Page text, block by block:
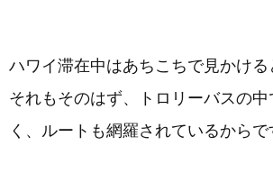
ハワイ滞在中はあちこちで見かける
それもそのはず、トロリーバスの
く、ルートも網羅されているからで